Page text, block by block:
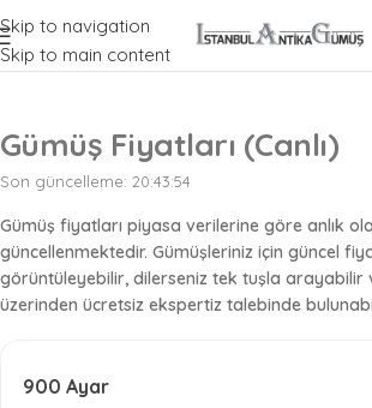
Skip to navigation
Skip to main content
Doldurun!
Gümüş Fiyatları (Canlı)
Son güncelleme: 20:43:54
Gümüş fiyatları piyasa verilerine göre anlık
güncellenmektedir. Gümüşleriniz için güncel
görüntüleyebilir, dilerseniz tek tuşla arayabilir
üzerinden ücretsiz ekspertiz talebinde
900 Ayar